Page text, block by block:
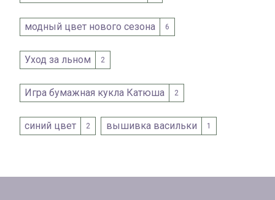
модный цвет нового сезона 6
Уход за льном 2
Игра бумажная кукла Катюша 2
синий цвет 2 вышивка васильки 1